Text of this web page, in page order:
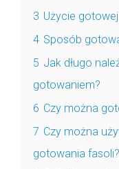
3 Użycie
4 Sposób
5 Jak długo
gotowaniem?
6 Czy można
7 Czy można
gotowania fasoli?